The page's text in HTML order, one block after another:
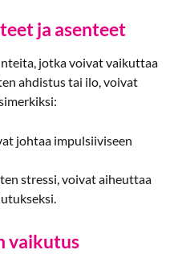
ja asenteet
jotka voivat vaikuttaa
ahdistus tai ilo, voivat
johtaa impulsiiviseen
stressi, voivat aiheuttaa
vaikutus